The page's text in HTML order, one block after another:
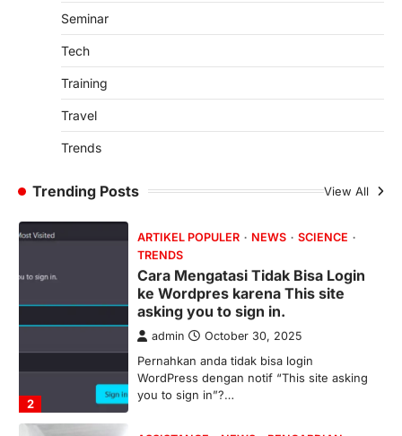
Seminar
Tech
Training
Travel
Trends
Trending Posts View All
1
dan Proaktif di Grup Dosen
TRENDS
Cara Mengatasi Tidak Bisa Login
ke Wordpres karena This site
asking you to sign in.
admin October 30, 2025
WordPress dengan notif “This site asking
you to sign in”?…